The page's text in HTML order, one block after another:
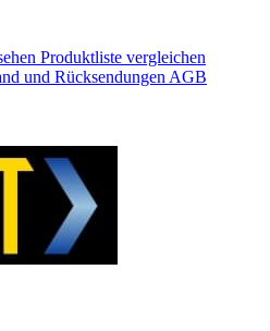
Produktliste vergleichen
und Rücksendungen AGB